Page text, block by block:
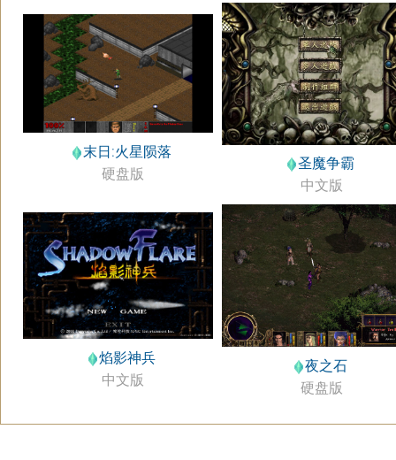
末日:火星陨落
硬盘版
圣魔争霸
中文版
焰影神兵
中文版
夜之石
硬盘版